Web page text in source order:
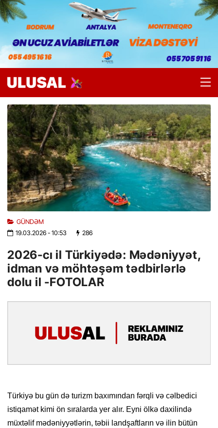
GÜNDƏM
19.03.2026- 10:53 286
2026-cı il Türkiyədə: Mədəniyyət,
idman və möhtəşəm tədbirlərlə
dolu il -FOTOLAR
Türkiyə bu gün də turizm baxımından fərqli və cəlbedici
istiqamət kimi ön sıralarda yer alır. Eyni ölkə daxilində
müxtəlif mədəniyyətlərin, təbii landşaftların və ilin bütün